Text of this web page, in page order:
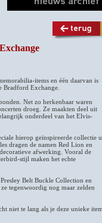
items en één daarvan is
Bradford Exchange.
Net zo herkenbaar waren
droeg. Ze maakten deel uit
onderdeel van het Elvis-
hierop geïnspireerde collectie
dragen de namen Red Lion en
afwerking. Vooral de
stijl maken het echte
Belt Buckle Collection en
tegenwoordig nog maar zelden
niet te lang als je deze unieke